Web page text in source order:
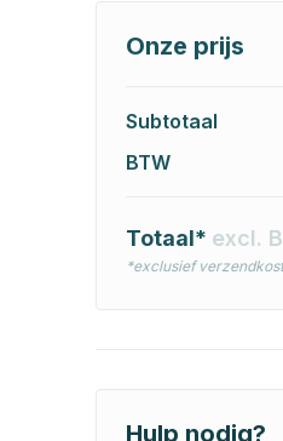
Onze prijs
Subtotaal
BTW
Totaal* excl.
*exclusief
Hulp nodig?